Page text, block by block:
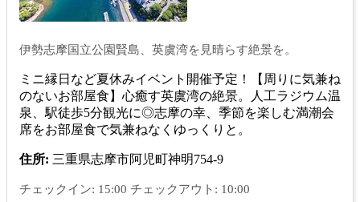
伊勢志摩国立公園賢島、英虞湾を見晴らす絶景を。
ミニ縁日など夏休みイベント開催予定！【周りに気兼ね
のないお部屋食】心癒す英虞湾の絶景。人工ラジウム温
泉、駅徒歩5分観光に◎志摩の幸、季節を楽しむ満潮会
席をお部屋食で気兼ねなくゆっくりと。
住所: 三重県志摩市阿児町神明754-9
チェックイン: 15:00 チェックアウト: 10:00